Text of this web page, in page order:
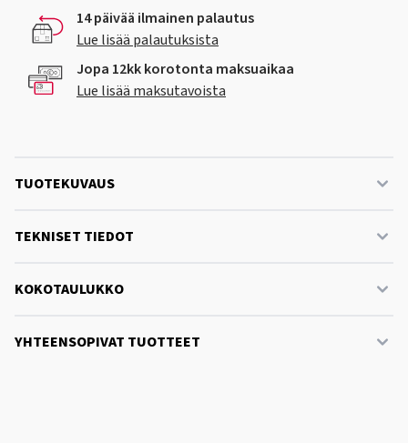
14 päivää ilmainen palautus
Lue lisää palautuksista
Jopa 12kk korotonta maksuaikaa
Lue lisää maksutavoista
TUOTEKUVAUS
TEKNISET TIEDOT
KOKOTAULUKKO
YHTEENSOPIVAT TUOTTEET